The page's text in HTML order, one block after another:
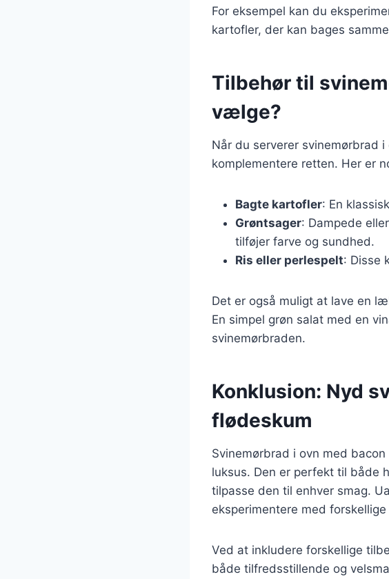
For eksempel kan du
kartofler, der kan bages
Tilbehør til
vælge?
Når du serverer svinemørbrad
komplementere retten. Her er
Bagte kartofler: En
Grøntsager: Dampede
tilføjer farve og sundhed.
Ris eller perlespelt: Disse
Det er også muligt at lave en
En simpel grøn salat med en
svinemørbraden.
Konklusion: Nyd
flødeskum
Svinemørbrad i ovn med
luksus. Den er perfekt til både
tilpasse den til enhver smag.
eksperimentere med
Ved at inkludere forskellige
både tilfredsstillende og